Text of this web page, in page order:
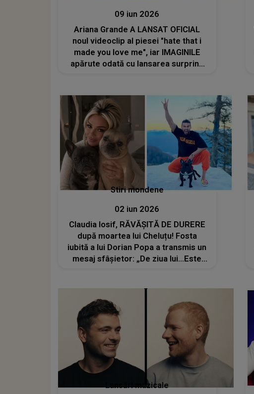
09 iun 2026
Ariana Grande A LANSAT OFICIAL
noul videoclip al piesei "hate that i
made you love me", iar IMAGINILE
apărute odată cu lansarea surprind
Stiri mondene
02 iun 2026
Claudia Iosif, RĂVĂȘITĂ DE DURERE
după moartea lui Cheluțu! Fosta
iubită a lui Dorian Popa a transmis un
mesaj sfâșietor: „De ziua lui...Este
Lansări muzicale